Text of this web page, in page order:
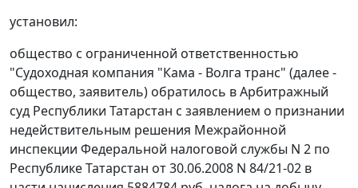
установил:
общество с ограниченной ответственностью
"Судоходная компания "Кама - Волга транс" (далее -
общество, заявитель) обратилось в Арбитражный
суд Республики Татарстан с заявлением о признании
недействительным решения Межрайонной
инспекции Федеральной налоговой службы N 2 по
Республике Татарстан от 30.06.2008 N 84/21-02 в